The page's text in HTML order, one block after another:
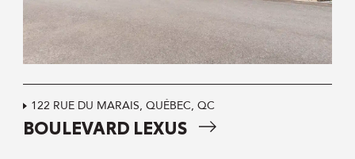
122 RUE DU MARAIS, QUÉBEC, QC
BOULEVARD LEXUS